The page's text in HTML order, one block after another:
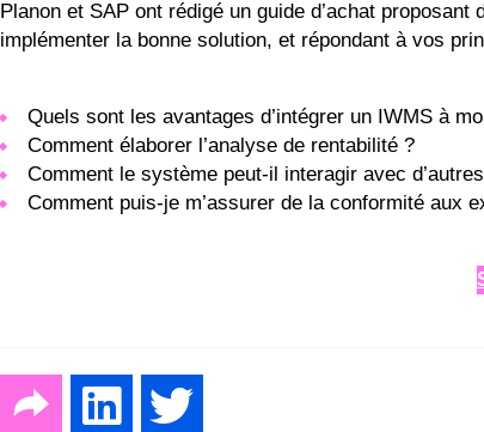
Planon et SAP ont rédigé un guide d’achat
implémenter la bonne solution, et répondant à vos
Quels sont les avantages d’intégrer un IWMS à
Comment élaborer l’analyse de rentabilité ?
Comment le système peut-il interagir avec
Comment puis-je m’assurer de la conformité aux